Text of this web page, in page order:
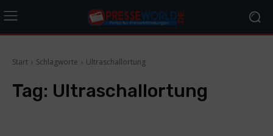
Start Schlagworte Ultraschallortung
Tag: Ultraschallortung